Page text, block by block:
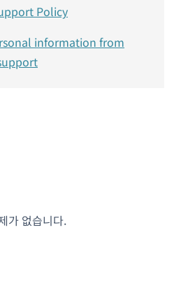
가 없습니다.
Policy
information from